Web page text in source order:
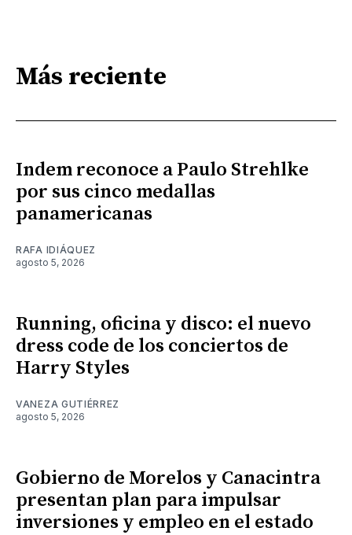
Más reciente
Indem reconoce a Paulo Strehlke
por sus cinco medallas
panamericanas
RAFA IDIÁQUEZ
agosto 5, 2026
Running, oficina y disco: el nuevo
dress code de los conciertos de
Harry Styles
VANEZA GUTIÉRREZ
agosto 5, 2026
Gobierno de Morelos y Canacintra
presentan plan para impulsar
inversiones y empleo en el estado